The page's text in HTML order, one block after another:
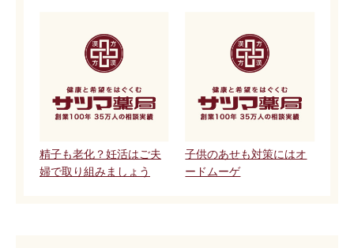
精子も老化？妊活はご夫
婦で取り組みましょう
子供のあせも対策にはオ
ードムーゲ